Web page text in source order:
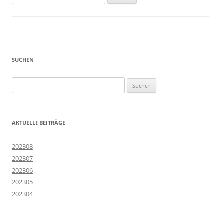
nach:
SUCHEN
nach:
AKTUELLE BEITRÄGE
202308
202307
202306
202305
202304